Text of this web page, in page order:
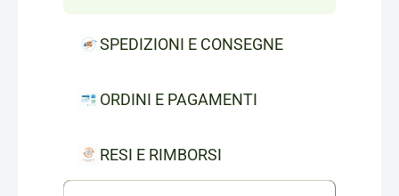
SPEDIZIONI E CONSEGNE
ORDINI E PAGAMENTI
RESI E RIMBORSI